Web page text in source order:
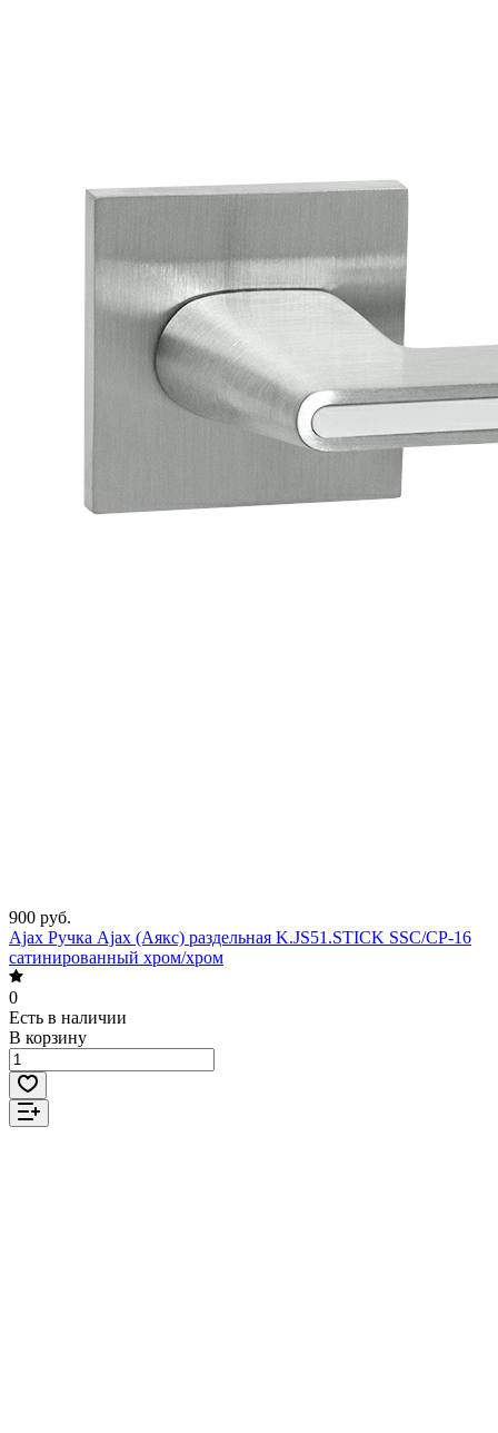
900 руб.
Ajax Ручка Ajax (Аякс) раздельная K.JS51.STICK SSC/CP-16
сатинированный хром/хром
0
Есть в наличии
В корзину